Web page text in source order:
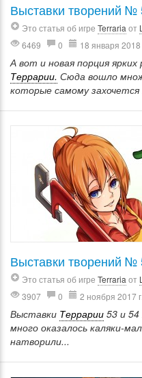
Выставки творений №
Это статья об игре Terraria от
6469
0 18 января 2018
А вот и новая порция
Террарии. Сюда вошло
которые самому захочется
Выставки творений №
Это статья об игре Terraria от
3907
0 2 ноября 2017 г.
Выставки Террарии 53 и
много оказалось каляки-
натворили...